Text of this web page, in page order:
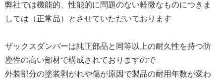
弊社では機能的、性能的に問題のない軽微なものにつきま
しては（正常品）とさせていただいております
ザックスダンパーは純正部品と同等以上の耐久性を持つ防
塵性の高い部材で構成されておりますので
外装部分の塗装剥がれや傷が原因で製品の耐用年数が変わ